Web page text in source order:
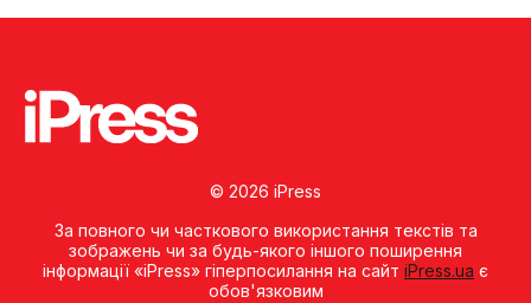
© 2026 iPress
За повного чи часткового використання текстів та
зображень чи за будь-якого іншого поширення
інформації «iPress» гіперпосилання на сайт iPress.ua є
обов'язковим